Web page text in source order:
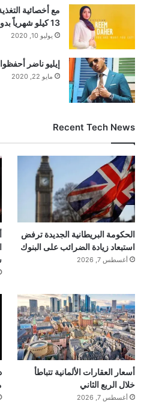
13 كيلو شهرياً بدون عمليات جراحية
يوليو 10, 2020
إيليو ناضر
مايو 22, 2020
Recent Tech News
الحكومة البريطانية الجديدة ترفض
استبعاد زيادة الضرائب على البنوك
أغسطس 7, 2026
أسعار العقارات الألمانية تتباطأ
خلال الربع الثاني
أغسطس 7, 2026